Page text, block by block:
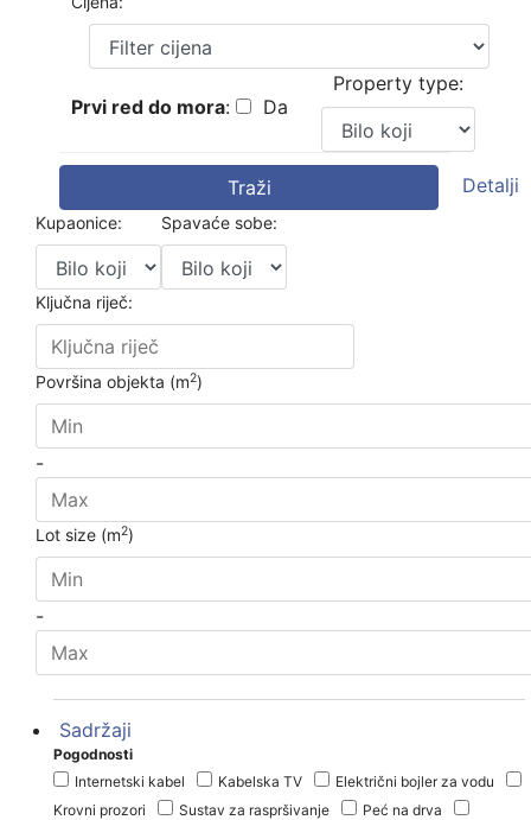
Prvi red do mora: Da
Property type:
Traži Detalji
Kupaonice: Spavaće sobe:
Ključna riječ:
Površina objekta (m2)
-
Lot size (m2)
-
Sadržaji
Pogodnosti
Internetski kabel
Kabelska TV
Električni bojler za vodu
Krovni prozori
Sustav za raspršivanje
Peć na drva